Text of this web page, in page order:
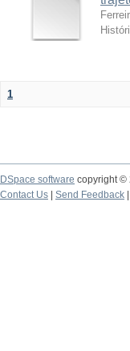
1
DSpace software copyright ©
Contact Us
Send Feedback